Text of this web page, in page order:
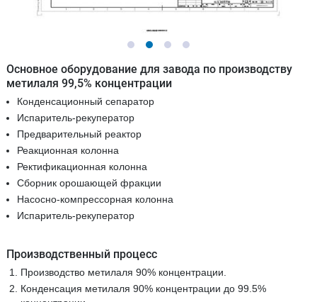
Основное оборудование для завода по производству
метилаля 99,5% концентрации
Конденсационный сепаратор
Испаритель-рекуператор
Предварительный реактор
Реакционная колонна
Ректификационная колонна
Сборник орошающей фракции
Насосно-компрессорная колонна
Испаритель-рекуператор
Производственный процесс
Производство метилаля 90% концентрации.
Конденсация метилаля 90% концентрации до 99.5%